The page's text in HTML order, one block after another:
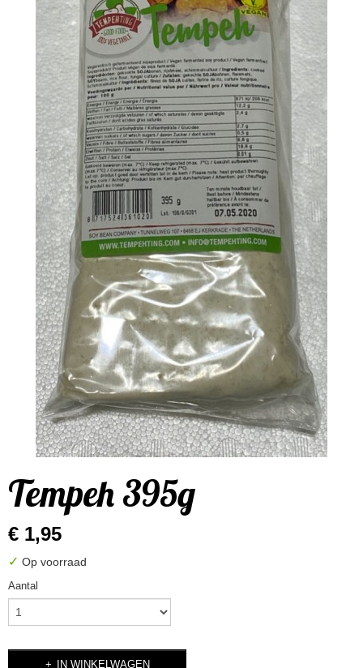
Tempeh 395g
€ 1,95
✓ Op voorraad
Aantal
IN WINKELWAGEN